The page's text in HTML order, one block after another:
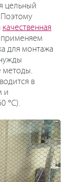
цельный
качественная
для монтажа
методы.
в
и
°С).